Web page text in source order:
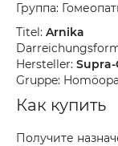
Группа:
Titel: Arnika
Hersteller:
Gruppe:
Как купить
Получите